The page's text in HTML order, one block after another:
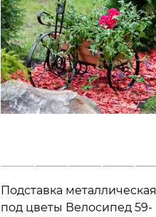
Подставка металлическая
под цветы Велосипед 59-